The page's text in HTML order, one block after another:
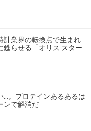
計業界の転換点で生まれ
甦らせる「オリス スター
…。プロテインあるあるは
ンで解消だ